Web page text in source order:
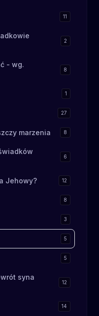
11
2
- wg.
8
1
27
marzenia 8
6
Jehowy? 12
8
3
5
5
syna
12
14